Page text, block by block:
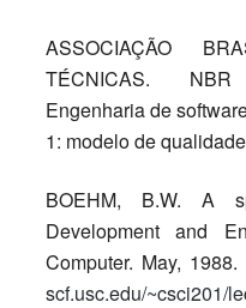
ASSOCIAÇÃO
TÉCNICAS.
Engenharia de
1: modelo de
BOEHM, B.W. A
Development and
Computer. May,
scf.usc.edu/~csci201/